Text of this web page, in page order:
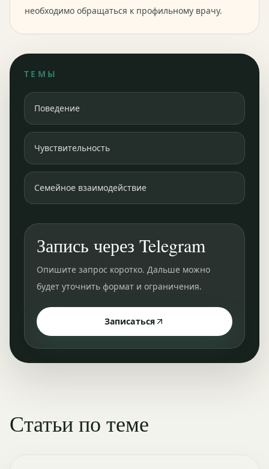
необходимо обращаться к профильному врачу.
ТЕМЫ
Поведение
Чувствительность
Семейное взаимодействие
Запись через Telegram
Опишите запрос коротко. Дальше можно
будет уточнить формат и ограничения.
Записаться
Статьи по теме